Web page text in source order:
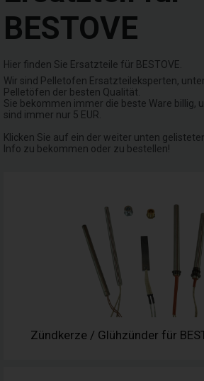
BESTOVE
Hier finden Sie Ersatzteile für BESTOVE.
Wir sind Pelletofen Ersatzteileksperten,
Pelletöfen der besten Qualität.
Sie bekommen immer die beste Ware billig,
sind immer nur 5 EUR.
Klicken Sie auf ein der weiter unten
Info zu bekommen oder zu bestellen!
Zündkerze / Glühzünder für